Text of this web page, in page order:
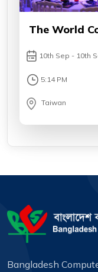
The World
10th Sep - 10th
5:14 PM
Taiwan
Bangladesh